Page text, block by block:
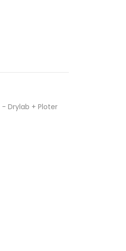
- Drylab + Ploter